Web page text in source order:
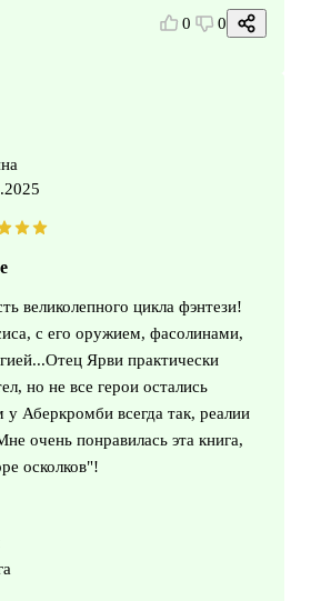
0 0
великолепного цикла фэнтези!
с его оружием, фасолинами,
Ярви практически
но не все герои остались
у Аберкромби всегда так, реалии
очень понравилась эта книга,
осколков"!